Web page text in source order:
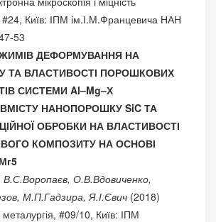
#24, Київ: ІПМ ім.І.М.Францевича НАН
53
ДЕФОРМУВАННЯ НА
ТА ВЛАСТИВОСТІ ПОРОШКОВИХ
СИСТЕМИ Al–Mg–Х
НАНОПОРОШКУ SiC ТА
ОБРОБКИ НА ВЛАСТИВОСТІ
КОМПОЗИТУ НА ОСНОВІ
В.С.Воропаєв, О.В.Вдовиченко,
М.П.Гадзира, Я.І.Євич (2018)
#09/10, Київ: ІПМ